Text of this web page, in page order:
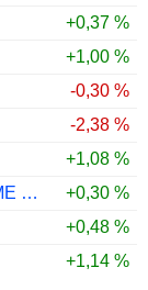
+0,37 %
+1,00 %
-0,30 %
-2,38 %
+1,08 %
VIRTUS GLOBAL DIVIDEND & INCOME FUND INC.
+0,30 %
+0,48 %
+1,14 %